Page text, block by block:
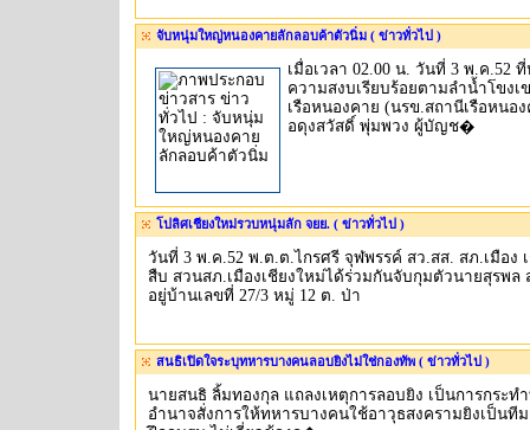
จับหนุ่มใหญ่หนองคายลักลอบค้าตัวนิ่ม ( ข่าวทั่วไป )
เมื่อเวลา 02.00 น. วันที่ 3 พ.ค.52
ความสงบเรียบร้อยตามลำน้ำโขง
เรือหนองคาย (นรข.สถานีเรือหนอ
อดุงสวัสดิ์ พุ่มพวง ผู้บัญช�
โปลิศเชียงใหม่รวบหนุ่มลัก จยย. ( ข่าวทั่วไป )
วันที่ 3 พ.ค.52 พ.ต.ต.ไกรศรี จุฬพรรค์ สว.สส. สภ.เมือง
สืบ สวนสภ.เมืองเชียงใหม่ได้ร่วมกันจับกุมตัวนายสุรพล
อยู่บ้านเลขที่ 27/3 หมู่ 12 ต. ป่า
สนธิเปิดใจระบุทหารบางคนลอบยิงไม่ใช่กองทัพ ( ข่าวทั่วไป )
นายสนธิ ลิ้มทองกุล แถลงเหตุการลอบยิง เป็นการกระท
อำนาจสั่งการให้ทหารบางคนใช้อาวุธสงครามยิงเป็นที